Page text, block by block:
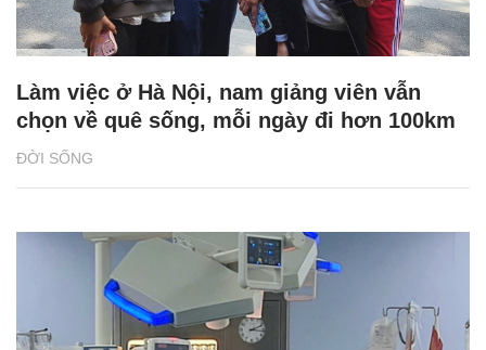
ĐỜI SỐNG
Làm việc ở Hà Nội, nam giảng viên vẫn
chọn về quê sống, mỗi ngày đi hơn 100km